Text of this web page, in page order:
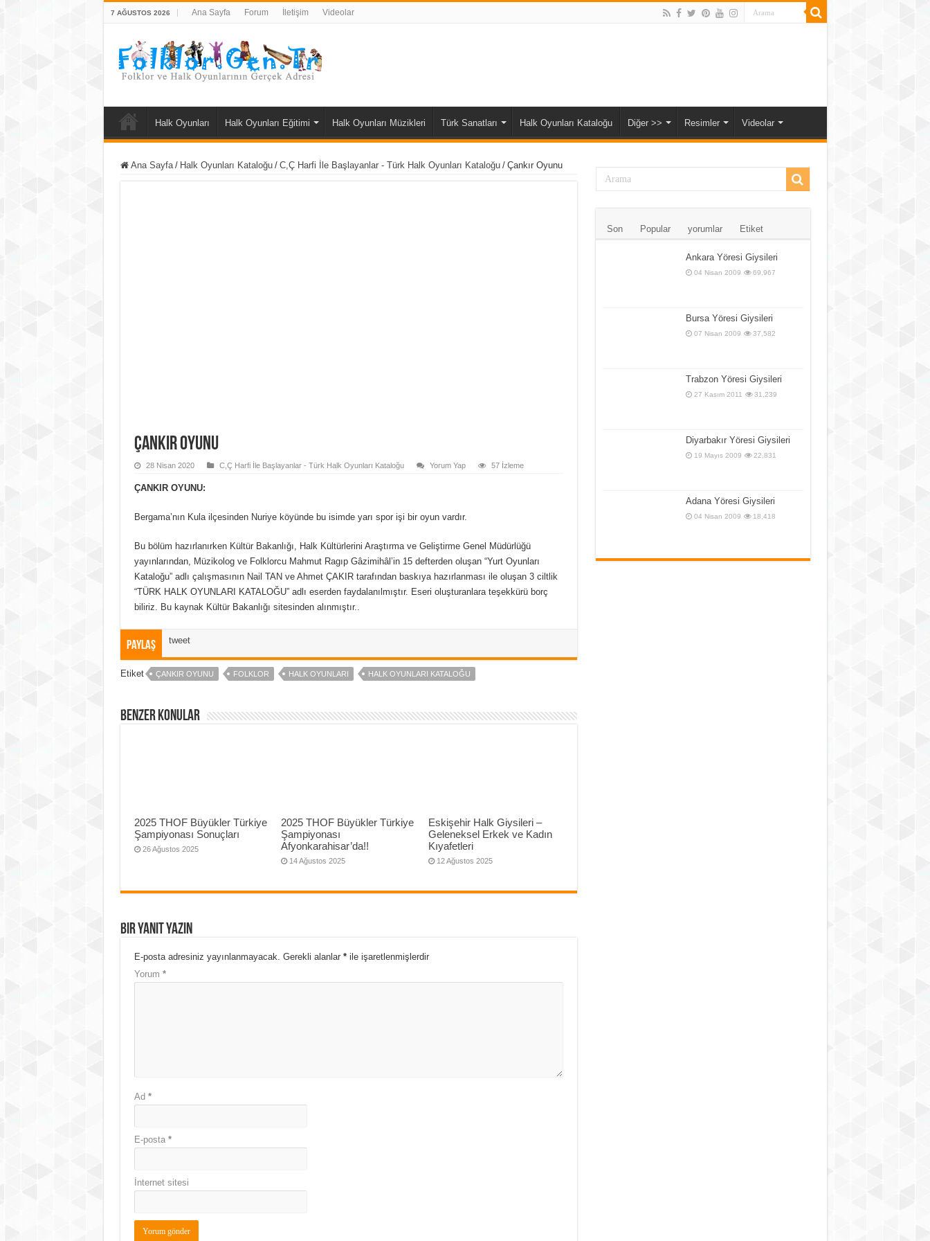
7 AĞUSTOS 2026 Ana Sayfa Forum İletişim Videolar
Halk Oyunları Halk Oyunları Eğitimi Halk Oyunları Müzikleri Türk Sanatları Halk Oyunları Kataloğu Diğer >> Resimler Videolar
Ana Sayfa / Halk Oyunları Kataloğu / C,Ç Harfi İle Başlayanlar - Türk Halk Oyunları Kataloğu / Çankır Oyunu
Çankır Oyunu
28 Nisan 2020 C,Ç Harfi İle Başlayanlar - Türk Halk Oyunları Kataloğu Yorum Yap 57 İzleme
ÇANKIR OYUNU:
Bergama’nın Kula ilçesinden Nuriye köyünde bu isimde yarı spor işi bir oyun vardır.
Bu bölüm hazırlanırken Kültür Bakanlığı, Halk Kültürlerini Araştırma ve Geliştirme Genel Müdürlüğü
yayınlarından, Müzikolog ve Folklorcu Mahmut Ragıp Gâzimihâl’in 15 defterden oluşan “Yurt Oyunları
Kataloğu” adlı çalışmasının Nail TAN ve Ahmet ÇAKIR tarafından baskıya hazırlanması ile oluşan 3 ciltlik
“TÜRK HALK OYUNLARI KATALOĞU” adlı eserden faydalanılmıştır. Eseri oluşturanlara teşekkürü borç
biliriz. Bu kaynak Kültür Bakanlığı sitesinden alınmıştır..
Paylaş tweet
Etiket ÇANKIR OYUNU FOLKLOR HALK OYUNLARI HALK OYUNLARI KATALOĞU
Benzer Konular
2025 THOF Büyükler Türkiye
Şampiyonası Sonuçları
26 Ağustos 2025
2025 THOF Büyükler Türkiye
Şampiyonası
Afyonkarahisar’da!!
14 Ağustos 2025
Eskişehir Halk Giysileri –
Geleneksel Erkek ve Kadın
Kıyafetleri
12 Ağustos 2025
Bir yanıt yazın
E-posta adresiniz yayınlanmayacak. Gerekli alanlar *ile işaretlenmişlerdir
Yorum *
Ad *
E-posta *
İnternet sitesi
Son Popular yorumlar Etiket
Ankara Yöresi Giysileri
04 Nisan 2009 69,967
Bursa Yöresi Giysileri
07 Nisan 2009 37,582
Trabzon Yöresi Giysileri
27 Kasım 2011 31,239
Diyarbakır Yöresi Giysileri
19 Mayıs 2009 22,831
Adana Yöresi Giysileri
04 Nisan 2009 18,418